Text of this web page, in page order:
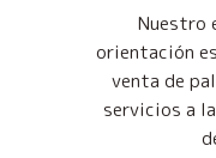
Nuestro
orientación
venta de
servicios a